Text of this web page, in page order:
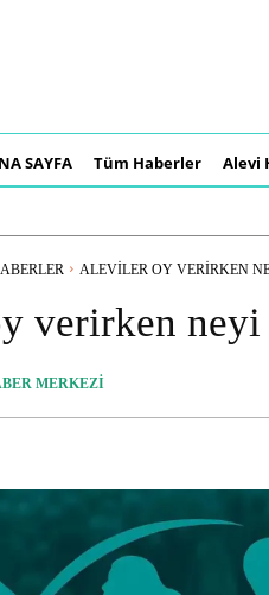
SAYFA Tüm Haberler Alevi
ALEVILER OY VERIRKEN
verirken neyi
MERKEZI